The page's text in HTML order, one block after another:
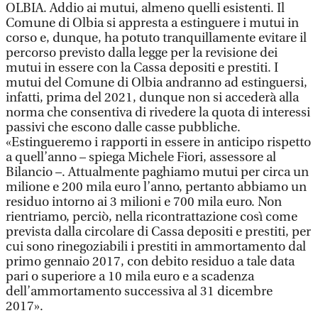
OLBIA. Addio ai mutui, almeno quelli esistenti. Il
Comune di Olbia si appresta a estinguere i mutui in
corso e, dunque, ha potuto tranquillamente evitare il
percorso previsto dalla legge per la revisione dei
mutui in essere con la Cassa depositi e prestiti. I
mutui del Comune di Olbia andranno ad estinguersi,
infatti, prima del 2021, dunque non si accederà alla
norma che consentiva di rivedere la quota di interessi
passivi che escono dalle casse pubbliche.
«Estingueremo i rapporti in essere in anticipo rispetto
a quell’anno – spiega Michele Fiori, assessore al
Bilancio –. Attualmente paghiamo mutui per circa un
milione e 200 mila euro l’anno, pertanto abbiamo un
residuo intorno ai 3 milioni e 700 mila euro. Non
rientriamo, perciò, nella ricontrattazione così come
prevista dalla circolare di Cassa depositi e prestiti, per
cui sono rinegoziabili i prestiti in ammortamento dal
primo gennaio 2017, con debito residuo a tale data
pari o superiore a 10 mila euro e a scadenza
dell’ammortamento successiva al 31 dicembre
2017».